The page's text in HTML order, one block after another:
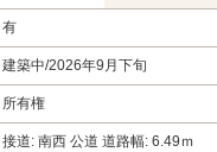
有
建築中/2026年9月下旬
所有権
接道: 南西 公道 道路幅: 6.49ｍ